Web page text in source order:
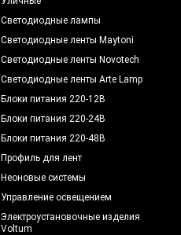
Светодиодные лампы
Светодиодные ленты Maytoni
Светодиодные ленты Novotech
Светодиодные ленты Arte Lamp
Блоки питания 220-12В
Блоки питания 220-24В
Блоки питания 220-48В
Профиль для лент
Неоновые системы
Управление освещением
Электроустановочные изделия
Voltum